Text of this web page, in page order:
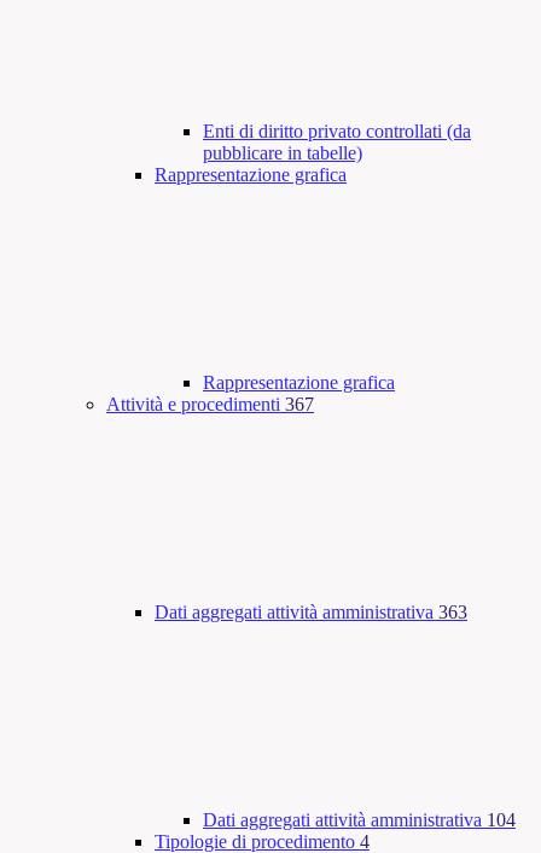
Enti di diritto privato controllati (da
pubblicare in tabelle)
Rappresentazione grafica
Rappresentazione grafica
Attività e procedimenti 367
Dati aggregati attività amministrativa 363
Dati aggregati attività amministrativa 104
Tipologie di procedimento 4